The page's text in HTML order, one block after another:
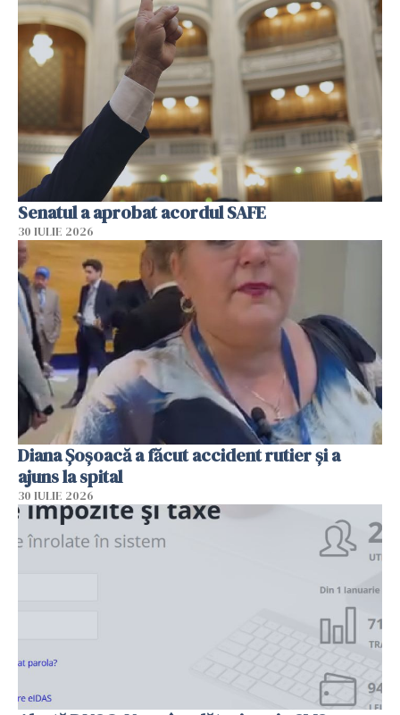
Senatul a aprobat acordul SAFE
30 IULIE 2026
Diana Șoșoacă a făcut accident rutier și a
ajuns la spital
30 IULIE 2026